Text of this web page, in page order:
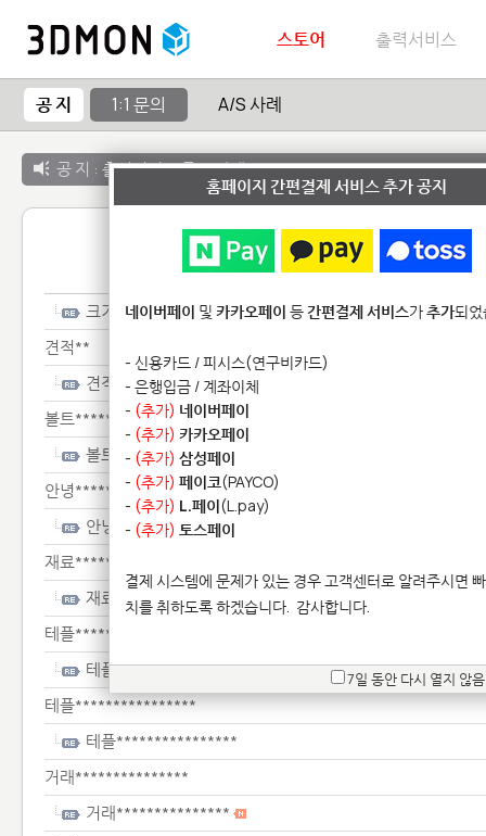
스토어 출력서비스
공 지 1:1 문의 A/S 사례
공 지 : 출력서비스 종료 안내
1:1 문
크기***
견적**
견적**
볼트*******
볼트*******
안녕***********************
안녕***********************
재료***************
재료***************
테플**********************
테플**********************
테플****************
테플****************
거래***************
거래***************
홈페이지 간편결제 서비스 추가 공지
네이버페이 및 카카오페이 등간편결제 서비스가추가되
- 신용카드 / 피시스(연구비카드)
- 은행입금 / 계좌이체
- (추가) 네이버페이
- (추가) 카카오페이
- (추가) 삼성페이
- (추가) 페이코(PAYCO)
- (추가) L.페이(L.pay)
- (추가) 토스페이
결제 시스템에 문제가 있는 경우 고객센터로 알려주시면
치를 취하도록 하겠습니다. 감사합니다.
7일 동안 다시 열지 않음